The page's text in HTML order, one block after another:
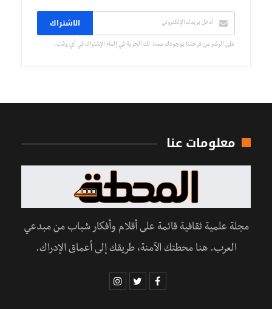
الاشتراك
على الرغم من فرحتنا بوجودك معنا، لك الحرية في إلغاء الإشتراك في أي وقت.
معلومات عنا
مجلة علمية ثقافية قائمة على أقلام وأفكار شباب من مبدعي
العرب. هنا محطتك الآمنة، طريقك إلى أعماق الإدراك.